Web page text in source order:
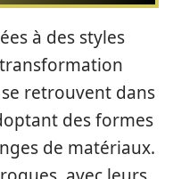
à des styles
retrouvent dans
des formes
de matériaux.